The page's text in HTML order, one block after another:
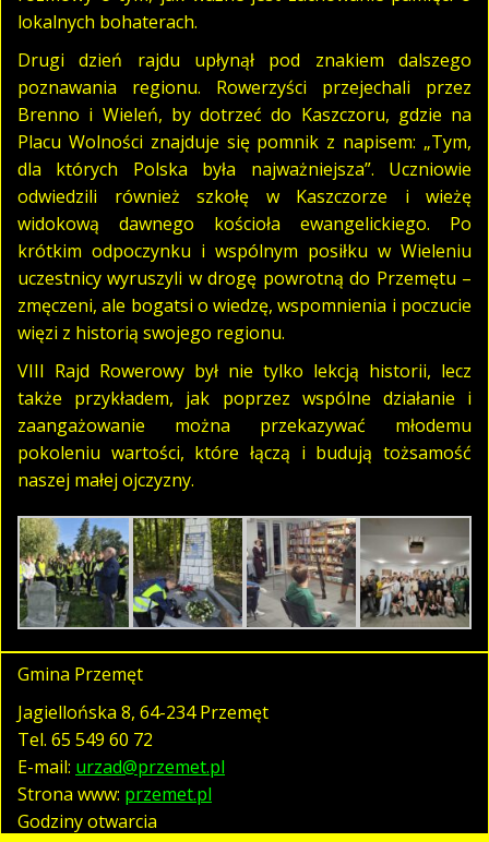
lokalnych bohaterach.
Drugi dzień rajdu upłynął pod znakiem dalszego
poznawania regionu. Rowerzyści przejechali przez
Brenno i Wieleń, by dotrzeć do Kaszczoru, gdzie na
Placu Wolności znajduje się pomnik z napisem: „Tym,
dla których Polska była najważniejsza”. Uczniowie
odwiedzili również szkołę w Kaszczorze i wieżę
widokową dawnego kościoła ewangelickiego. Po
krótkim odpoczynku i wspólnym posiłku w Wieleniu
uczestnicy wyruszyli w drogę powrotną do Przemętu –
zmęczeni, ale bogatsi o wiedzę, wspomnienia i poczucie
więzi z historią swojego regionu.
VIII Rajd Rowerowy był nie tylko lekcją historii, lecz
także przykładem, jak poprzez wspólne działanie i
zaangażowanie można przekazywać młodemu
pokoleniu wartości, które łączą i budują tożsamość
naszej małej ojczyzny.
Gmina Przemęt
Jagiellońska 8, 64-234 Przemęt
Tel. 65 549 60 72
E-mail: urzad@przemet.pl
Strona www: przemet.pl
Godziny otwarcia